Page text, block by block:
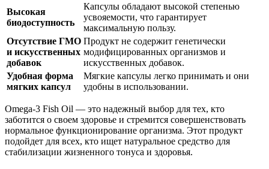
Высокая
биодоступность
Капсулы обладают высокой степенью
усвояемости, что гарантирует
максимальную пользу.
Отсутствие ГМО
и искусственных
добавок
Продукт не содержит генетически
модифицированных организмов и
искусственных добавок.
Удобная форма
мягких капсул
Мягкие капсулы легко принимать и они
удобны в использовании.
Omega-3 Fish Oil — это надежный выбор для тех, кто
заботится о своем здоровье и стремится совершенствовать
нормальное функционирование организма. Этот продукт
подойдет для всех, кто ищет натуральное средство для
стабилизации жизненного тонуса и здоровья.